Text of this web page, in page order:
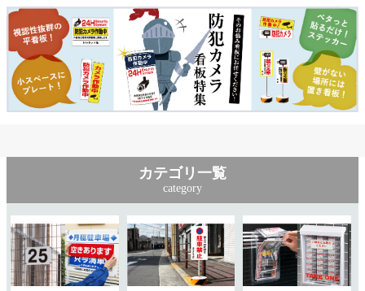
カテゴリ一覧
category